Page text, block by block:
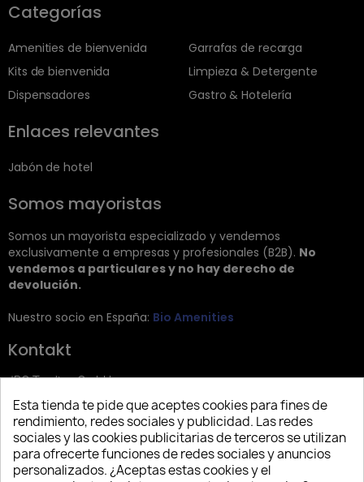
Categorías
Amenities de bienvenida
Kits de bienvenida
Dispensadores
Garrafas de recarga
Limpieza & Detergente
Gastro & Hotelería
Enlaces relevantes
Jabón de hotel
Somos mayoristas
Somos un mayorista especializado y vendemos
exclusivamente a empresas y profesionales (B2B). No
vendemos a particulares y no hay derecho de
devolución.
Nuestro socio en España: Bio Amenities
Kontakt
JRG Trading GmbH
Zietenstr. 9
12244 Berlin
Tel: +49 (0)30 2357 3470
Esta tienda te pide que aceptes cookies para fines de
rendimiento, redes sociales y publicidad. Las redes
sociales y las cookies publicitarias de terceros se utilizan
para ofrecerte funciones de redes sociales y anuncios
personalizados. ¿Aceptas estas cookies y el